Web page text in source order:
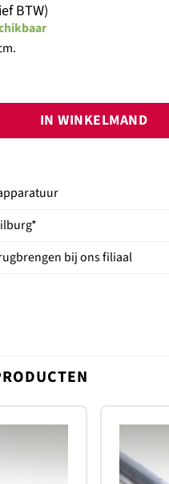
BTW)
aantal
IN WINKELMAND
bij ons filiaal